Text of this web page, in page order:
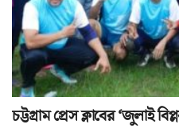
চট্টগ্রাম প্রেস ক্লাবের ‘জুলাই